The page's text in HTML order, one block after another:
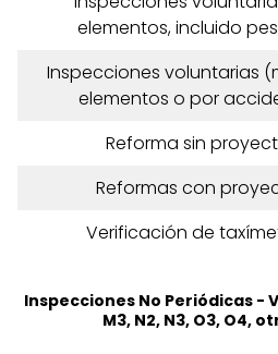
elementos, incluido
Inspecciones voluntarias
elementos o por
Reforma sin
Reformas con
Verificación de
Inspecciones No Periódicas -
M3, N2, N3, O3, O4,